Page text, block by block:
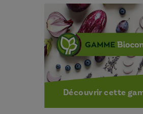
Découvrir cette